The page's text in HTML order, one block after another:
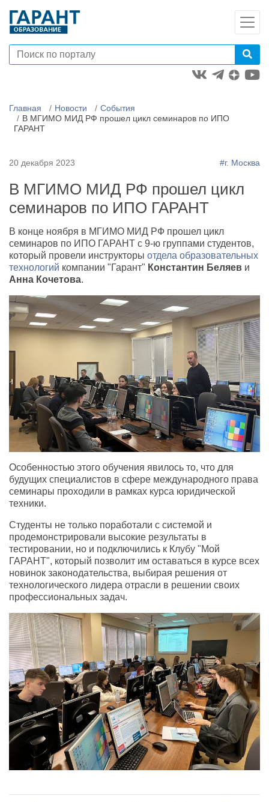
Главная Новости
События
В МГИМО МИД РФ прошел цикл семинаров по ИПО
ГАРАНТ
20 декабря 2023 #г. Москва
В МГИМО МИД РФ прошел цикл
семинаров по ИПО ГАРАНТ
В конце ноября в МГИМО МИД РФ прошел цикл
семинаров по ИПО ГАРАНТ с 9-ю группами студентов,
который провели инструкторы отдела образовательных
технологий компании "Гарант" Константин Беляев и
Анна Кочетова.
Особенностью этого обучения явилось то, что для
будущих специалистов в сфере международного права
семинары проходили в рамках курса юридической
техники.
Студенты не только поработали с системой и
продемонстрировали высокие результаты в
тестировании, но и подключились к Клубу "Мой
ГАРАНТ", который позволит им оставаться в курсе всех
новинок законодательства, выбирая решения от
технологического лидера отрасли в решении своих
профессиональных задач.